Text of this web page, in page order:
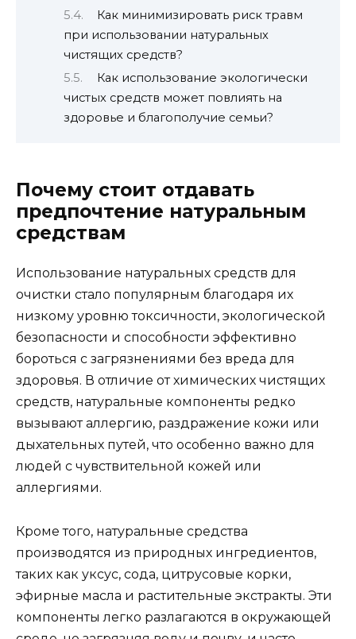
Как минимизировать риск травм
при использовании натуральных
чистящих средств?
Как использование экологически
чистых средств может повлиять на
здоровье и благополучие семьи?
Почему стоит отдавать
предпочтение натуральным
средствам
Использование натуральных средств для
очистки стало популярным благодаря их
низкому уровню токсичности, экологической
безопасности и способности эффективно
бороться с загрязнениями без вреда для
здоровья. В отличие от химических чистящих
средств, натуральные компоненты редко
вызывают аллергию, раздражение кожи или
дыхательных путей, что особенно важно для
людей с чувствительной кожей или
аллергиями.
Кроме того, натуральные средства
производятся из природных ингредиентов,
таких как уксус, сода, цитрусовые корки,
эфирные масла и растительные экстракты. Эти
компоненты легко разлагаются в окружающей